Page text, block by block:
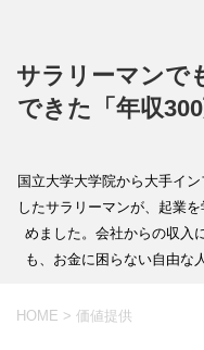
サラリーマンで
できた「年収
国立大学大学院から大手イ
したサラリーマンが、起業
めました。会社からの収入
も、お金に困らない自由な
HOME > 価値提供